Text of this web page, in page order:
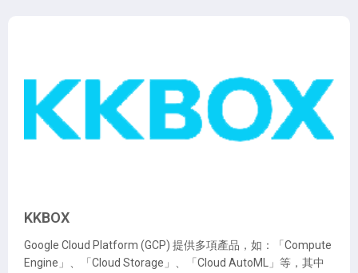
KKBOX
Google Cloud Platform (GCP) 提供多項產品，如：「Compute
Engine」、「Cloud Storage」、「Cloud AutoML」等，其中